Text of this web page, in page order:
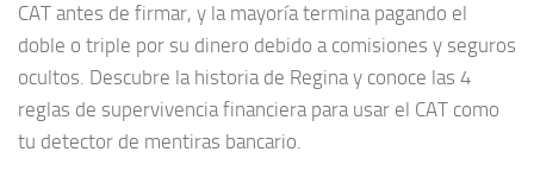
CAT antes de firmar, y la mayoría termina pagando el
doble o triple por su dinero debido a comisiones y seguros
ocultos. Descubre la historia de Regina y conoce las 4
reglas de supervivencia financiera para usar el CAT como
tu detector de mentiras bancario.